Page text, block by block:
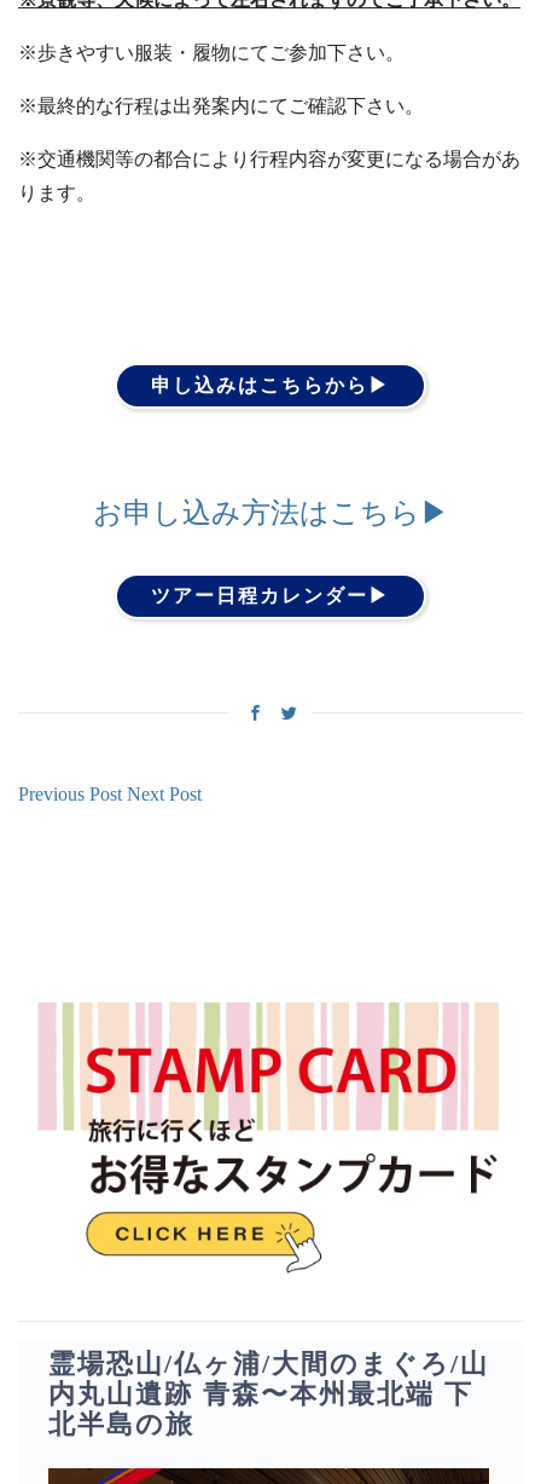
※歩きやすい服装・履物にてご参加下さい。
※最終的な行程は出発案内にてご確認下さい。
※交通機関等の都合により行程内容が変更になる場合があ
ります。
申し込みはこちらから▶︎
お申し込み方法はこちら▶︎
ツアー日程カレンダー▶︎
Previous Post Next Post
霊場恐山/仏ヶ浦/大間のまぐろ/山
内丸山遺跡 青森〜本州最北端 下
北半島の旅